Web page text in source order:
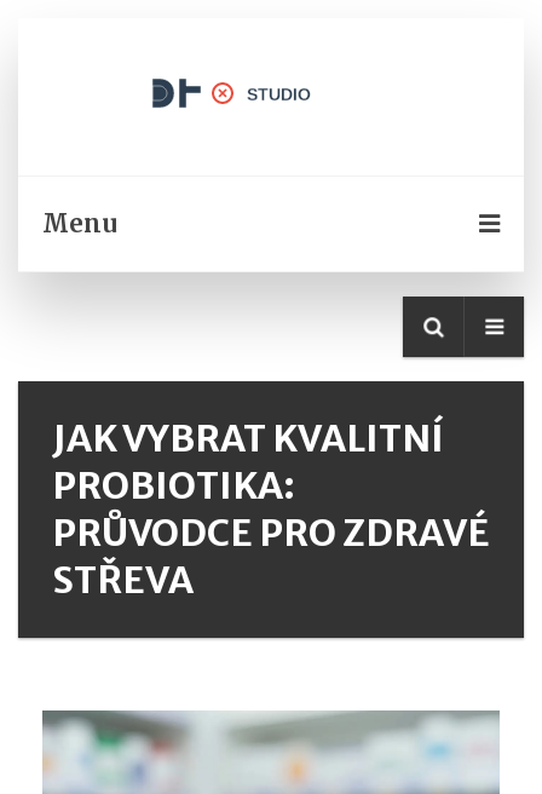
Menu
JAK VYBRAT KVALITNÍ
PROBIOTIKA:
PRŮVODCE PRO ZDRAVÉ
STŘEVA